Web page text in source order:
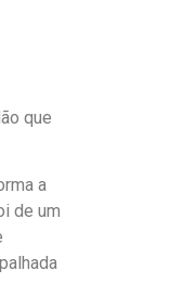
que
a
de um